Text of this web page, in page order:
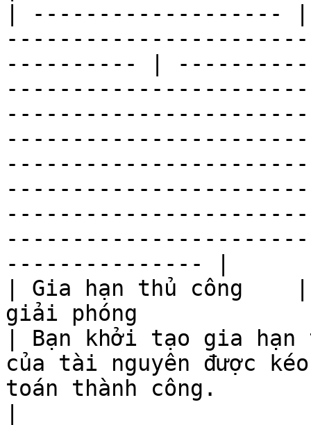
| -------------------
---------- |
--------------- |
| Gia hạn thủ công
giải phóng
| Bạn khởi tạo gia
của tài nguyên được
toán thành công.